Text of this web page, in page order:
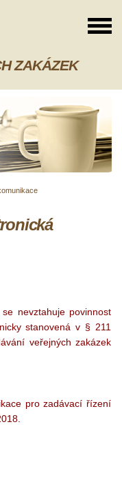
ZAKÁZEK
se nevztahuje povinnost
stanovená v § 211
veřejných zakázek
pro zadávací řízení